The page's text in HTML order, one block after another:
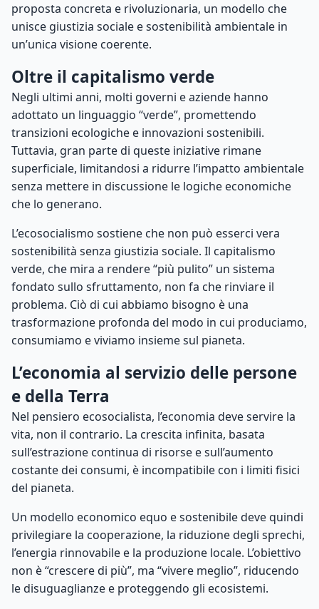
proposta concreta e rivoluzionaria, un modello che
unisce giustizia sociale e sostenibilità ambientale in
un’unica visione coerente.
Oltre il capitalismo verde
Negli ultimi anni, molti governi e aziende hanno
adottato un linguaggio “verde”, promettendo
transizioni ecologiche e innovazioni sostenibili.
Tuttavia, gran parte di queste iniziative rimane
superficiale, limitandosi a ridurre l’impatto ambientale
senza mettere in discussione le logiche economiche
che lo generano.
L’ecosocialismo sostiene che non può esserci vera
sostenibilità senza giustizia sociale. Il capitalismo
verde, che mira a rendere “più pulito” un sistema
fondato sullo sfruttamento, non fa che rinviare il
problema. Ciò di cui abbiamo bisogno è una
trasformazione profonda del modo in cui produciamo,
consumiamo e viviamo insieme sul pianeta.
L’economia al servizio delle persone
e della Terra
Nel pensiero ecosocialista, l’economia deve servire la
vita, non il contrario. La crescita infinita, basata
sull’estrazione continua di risorse e sull’aumento
costante dei consumi, è incompatibile con i limiti fisici
del pianeta.
Un modello economico equo e sostenibile deve quindi
privilegiare la cooperazione, la riduzione degli sprechi,
l’energia rinnovabile e la produzione locale. L’obiettivo
non è “crescere di più”, ma “vivere meglio”, riducendo
le disuguaglianze e proteggendo gli ecosistemi.